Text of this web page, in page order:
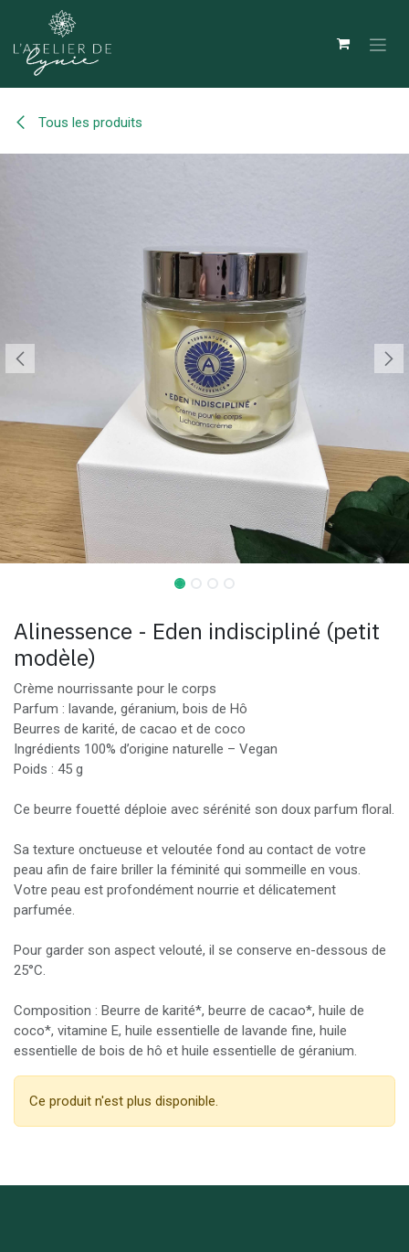
Se rendre au contenu
Tous les produits
Alinessence - Eden indiscipliné (petit
modèle)
Crème nourrissante pour le corps
Parfum : lavande, géranium, bois de Hô
Beurres de karité, de cacao et de coco
Ingrédients 100% d’origine naturelle – Vegan
Poids : 45 g
Ce beurre fouetté déploie avec sérénité son doux parfum floral.
Sa texture onctueuse et veloutée fond au contact de votre
peau afin de faire briller la féminité qui sommeille en vous.
Votre peau est profondément nourrie et délicatement
parfumée.
Pour garder son aspect velouté, il se conserve en-dessous de
25°C.
Composition : Beurre de karité*, beurre de cacao*, huile de
coco*, vitamine E, huile essentielle de lavande fine, huile
essentielle de bois de hô et huile essentielle de géranium.
Ce produit n'est plus disponible.